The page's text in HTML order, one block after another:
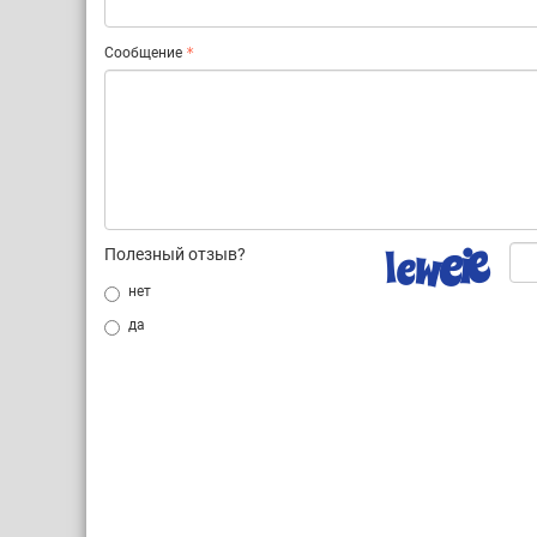
Сообщение
Полезный отзыв?
нет
да